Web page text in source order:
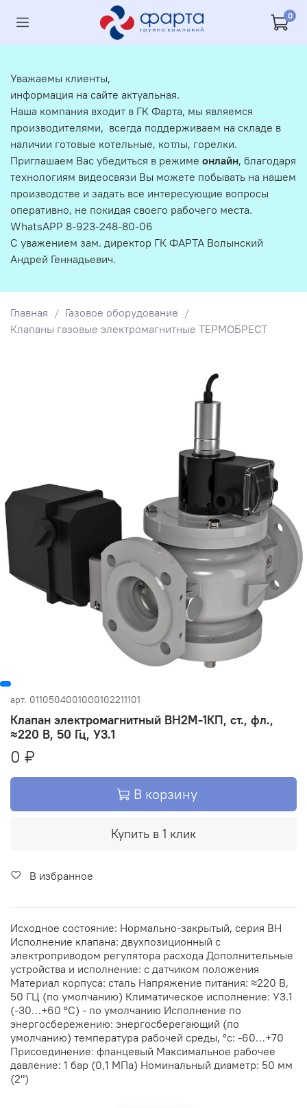
0
Главная
Газовое оборудование
Клапаны газовые электромагнитные ТЕРМОБРЕСТ
арт. 0110504001000102211101
Клапан электромагнитный ВН2М-1КП, ст., фл.,
≈220 В, 50 Гц, У3.1
0 ₽
В корзину
Купить в 1 клик
В избранное
Исходное состояние: Нормально-закрытый, серия ВН
Исполнение клапана: двухпозиционный с
электроприводом регулятора расхода Дополнительные
устройства и исполнение: с датчиком положения
Материал корпуса: сталь Напряжение питания: ≈220 В,
50 ГЦ (по умолчанию) Климатическое исполнение: У3.1
(-30…+60 °С) - по умолчанию Исполнение по
энергосбережению: энергосберегающий (по
умолчанию) температура рабочей среды, °с: -60…+70
Присоединение: фланцевый Максимальное рабочее
давление: 1 бар (0,1 МПа) Номинальный диаметр: 50 мм
(2")
Уважаемы клиенты,
информация на сайте актуальная.
Наша компания входит в ГК Фарта, мы являемся
производителями, всегда поддерживаем на складе в
наличии готовые котельные, котлы, горелки.
Приглашаем Вас убедиться в режиме онлайн, благодаря
технологиям видеосвязи Вы можете побывать на нашем
производстве и задать все интересующие вопросы
оперативно, не покидая своего рабочего места.
WhatsAPP 8-923-248-80-06
С уважением зам. директор ГК ФАРТА Волынский
Андрей Геннадьевич.